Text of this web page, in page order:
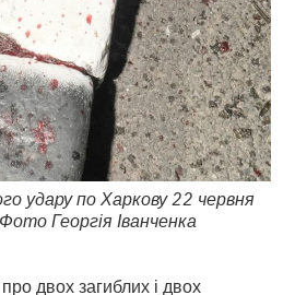
удару по Харкову 22 червня
Георгія Іванченка
двох загиблих і двох